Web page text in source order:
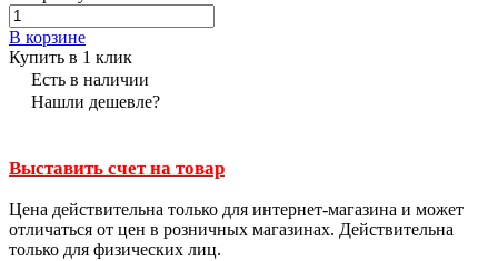
В корзине
Купить в 1 клик
Есть в наличии
Нашли дешевле?
Выставить счет на товар
Цена действительна только для интернет-магазина и может
отличаться от цен в розничных магазинах. Действительна
только для физических лиц.